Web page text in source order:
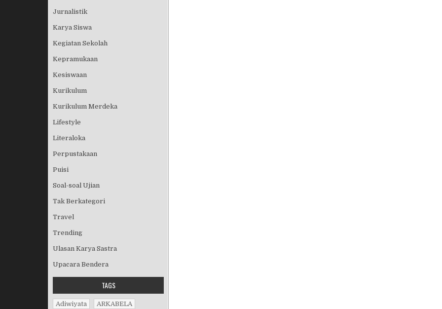
Jurnalistik
Karya Siswa
Kegiatan Sekolah
Kepramukaan
Kesiswaan
Kurikulum
Kurikulum Merdeka
Lifestyle
Literaloka
Perpustakaan
Puisi
Soal-soal Ujian
Tak Berkategori
Travel
Trending
Ulasan Karya Sastra
Upacara Bendera
TAGS
Adiwiyata
ARKABELA